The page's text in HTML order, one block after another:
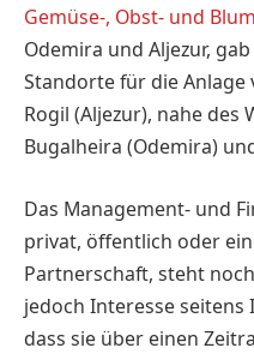
Gemüse-, Obst- und
Odemira und Aljezur,
Standorte für die
Rogil (Aljezur), nahe des
Bugalheira (Odemira)
Das Management- und
privat, öffentlich oder
Partnerschaft, steht
jedoch Interesse
dass sie über einen